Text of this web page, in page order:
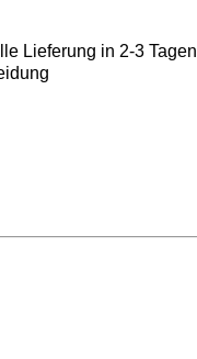
Lieferung in 2-3 Tagen |